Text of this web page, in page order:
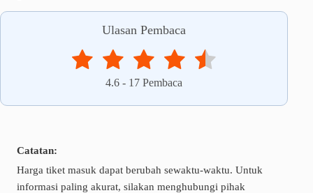
Ulasan Pembaca
4.6 - 17 Pembaca
Catatan:
Harga tiket masuk dapat berubah sewaktu-waktu. Untuk
informasi paling akurat, silakan menghubungi pihak